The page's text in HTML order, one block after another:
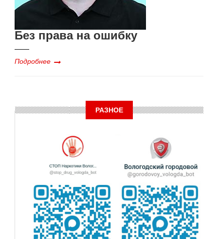
Без права на ошибку
Подробнее
РАЗНОЕ